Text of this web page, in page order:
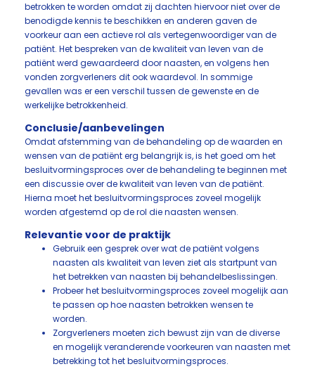
betrokken te worden omdat zij dachten hiervoor niet over de
benodigde kennis te beschikken en anderen gaven de
voorkeur aan een actieve rol als vertegenwoordiger van de
patiënt. Het bespreken van de kwaliteit van leven van de
patiënt werd gewaardeerd door naasten, en volgens hen
vonden zorgverleners dit ook waardevol. In sommige
gevallen was er een verschil tussen de gewenste en de
werkelijke betrokkenheid.
Conclusie/aanbevelingen
Omdat afstemming van de behandeling op de waarden en
wensen van de patiënt erg belangrijk is, is het goed om het
besluitvormingsproces over de behandeling te beginnen met
een discussie over de kwaliteit van leven van de patiënt.
Hierna moet het besluitvormingsproces zoveel mogelijk
worden afgestemd op de rol die naasten wensen.
Relevantie voor de praktijk
Gebruik een gesprek over wat de patiënt volgens
naasten als kwaliteit van leven ziet als startpunt van
het betrekken van naasten bij behandelbeslissingen.
Probeer het besluitvormingsproces zoveel mogelijk aan
te passen op hoe naasten betrokken wensen te
worden.
Zorgverleners moeten zich bewust zijn van de diverse
en mogelijk veranderende voorkeuren van naasten met
betrekking tot het besluitvormingsproces.